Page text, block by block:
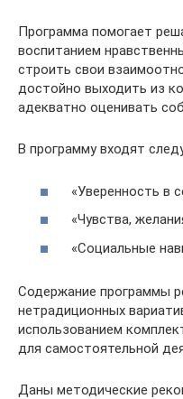
Программа помогает
воспитанием
строить свои
достойно выходить из
адекватно оценивать
В программу входят
«Уверенность в
«Чувства,
«Социальные
Содержание программы
нетрадиционных
использованием
для самостоятельной
Даны методические